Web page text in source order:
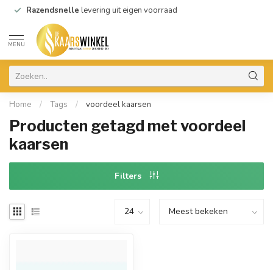
Razendsnelle levering uit eigen voorraad
MENU
Home / Tags / voordeel kaarsen
Producten getagd met voordeel
kaarsen
Filters